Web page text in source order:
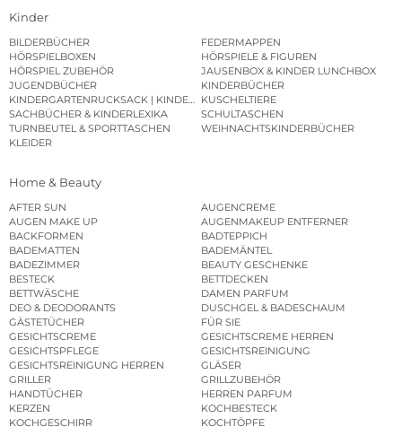
Kinder
BILDERBÜCHER
FEDERMAPPEN
HÖRSPIELBOXEN
HÖRSPIELE & FIGUREN
HÖRSPIEL ZUBEHÖR
JAUSENBOX & KINDER LUNCHBOX
JUGENDBÜCHER
KINDERBÜCHER
KINDERGARTENRUCKSACK | KINDERGARTENBEUTEL
KUSCHELTIERE
SACHBÜCHER & KINDERLEXIKA
SCHULTASCHEN
TURNBEUTEL & SPORTTASCHEN
WEIHNACHTSKINDERBÜCHER
KLEIDER
Home & Beauty
AFTER SUN
AUGENCREME
AUGEN MAKE UP
AUGENMAKEUP ENTFERNER
BACKFORMEN
BADTEPPICH
BADEMATTEN
BADEMÄNTEL
BADEZIMMER
BEAUTY GESCHENKE
BESTECK
BETTDECKEN
BETTWÄSCHE
DAMEN PARFUM
DEO & DEODORANTS
DUSCHGEL & BADESCHAUM
GÄSTETÜCHER
FÜR SIE
GESICHTSCREME
GESICHTSCREME HERREN
GESICHTSPFLEGE
GESICHTSREINIGUNG
GESICHTSREINIGUNG HERREN
GLÄSER
GRILLER
GRILLZUBEHÖR
HANDTÜCHER
HERREN PARFUM
KERZEN
KOCHBESTECK
KOCHGESCHIRR
KOCHTÖPFE